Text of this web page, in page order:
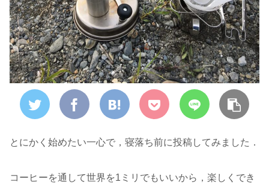
とにかく始めたい一心で，寝落ち前に投稿してみました．
コーヒーを通して世界を1ミリでもいいから，楽しくでき